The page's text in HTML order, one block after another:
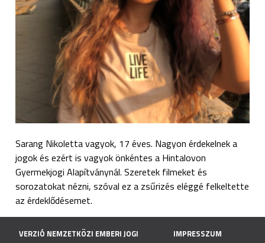
Sarang Nikoletta vagyok, 17 éves. Nagyon érdekelnek a
jogok és ezért is vagyok önkéntes a Hintalovon
Gyermekjogi Alapítványnál. Szeretek filmeket és
sorozatokat nézni, szóval ez a zsűrizés eléggé felkeltette
az érdeklődésemet.
VERZIÓ NEMZETKÖZI EMBERI JOGI
IMPRESSZUM